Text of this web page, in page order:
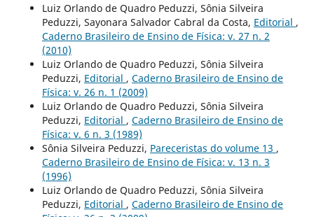
Luiz Orlando de Quadro Peduzzi, Sônia Silveira
Peduzzi, Sayonara Salvador Cabral da Costa, Editorial ,
Caderno Brasileiro de Ensino de Física: v. 27 n. 2
(2010)
Luiz Orlando de Quadro Peduzzi, Sônia Silveira
Peduzzi, Editorial , Caderno Brasileiro de Ensino de
Física: v. 26 n. 1 (2009)
Luiz Orlando de Quadro Peduzzi, Sônia Silveira
Peduzzi, Editorial , Caderno Brasileiro de Ensino de
Física: v. 6 n. 3 (1989)
Sônia Silveira Peduzzi, Pareceristas do volume 13 ,
Caderno Brasileiro de Ensino de Física: v. 13 n. 3
(1996)
Luiz Orlando de Quadro Peduzzi, Sônia Silveira
Peduzzi, Editorial , Caderno Brasileiro de Ensino de